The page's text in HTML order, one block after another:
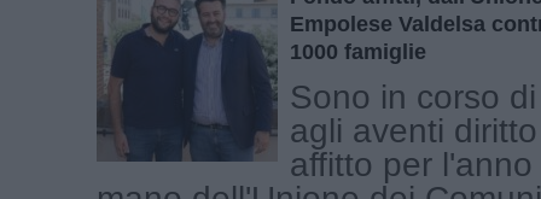
Empolese Valdelsa
1000 famiglie
Sono in corso
agli aventi
affitto per